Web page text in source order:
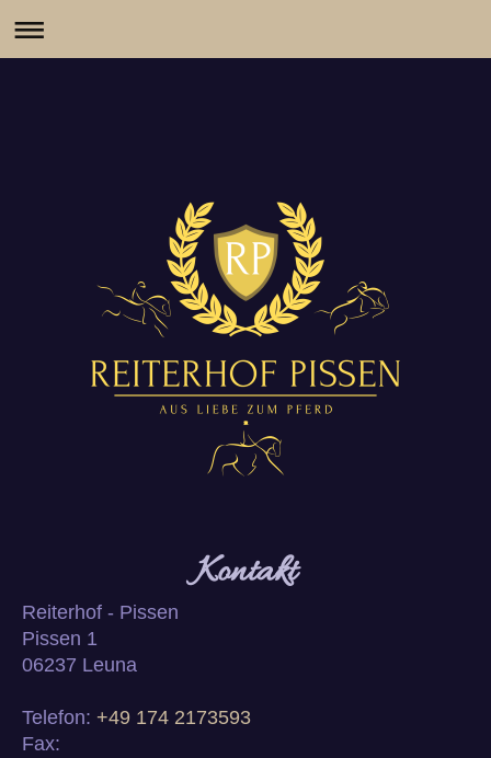
Kontakt
Reiterhof - Pissen
Pissen 1
06237 Leuna
Telefon: +49 174 2173593
Fax: